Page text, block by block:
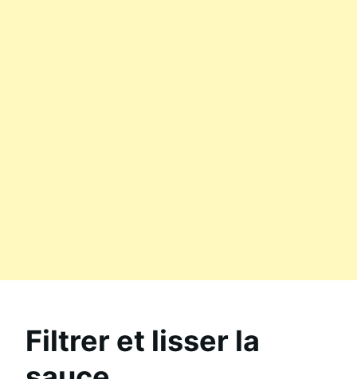
Filtrer et lisser la